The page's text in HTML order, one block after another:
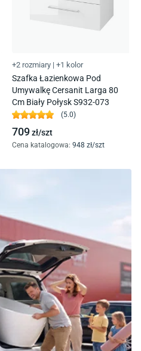
+2 rozmiary | +1 kolor
Szafka Łazienkowa Pod
Umywalkę Cersanit Larga 80
Cm Biały Połysk S932-073
(5.0)
709zł/szt
Cena katalogowa: 948 zł/szt